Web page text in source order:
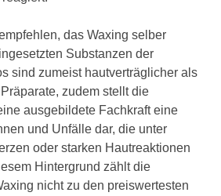
das Waxing selber
Substanzen der
sind zumeist hautverträglicher als
zudem stellt die
ausgebildete Fachkraft eine
und Unfälle dar, die unter
oder starken Hautreaktionen
Hintergrund zählt die
nicht zu den preiswertesten